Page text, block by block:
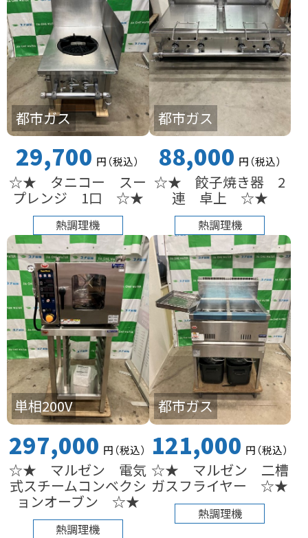
都市ガス
29,700 円（税込）
☆★ タニコー スー
プレンジ 1口 ☆★
熱調理機
都市ガス
88,000 円（税込）
☆★ 餃子焼き器 2
連 卓上 ☆★
熱調理機
単相200V
297,000 円（税込）
☆★ マルゼン 電気
式スチームコンベクシ
ョンオーブン ☆★
熱調理機
都市ガス
121,000 円（税込）
☆★ マルゼン 二槽
ガスフライヤー ☆★
熱調理機